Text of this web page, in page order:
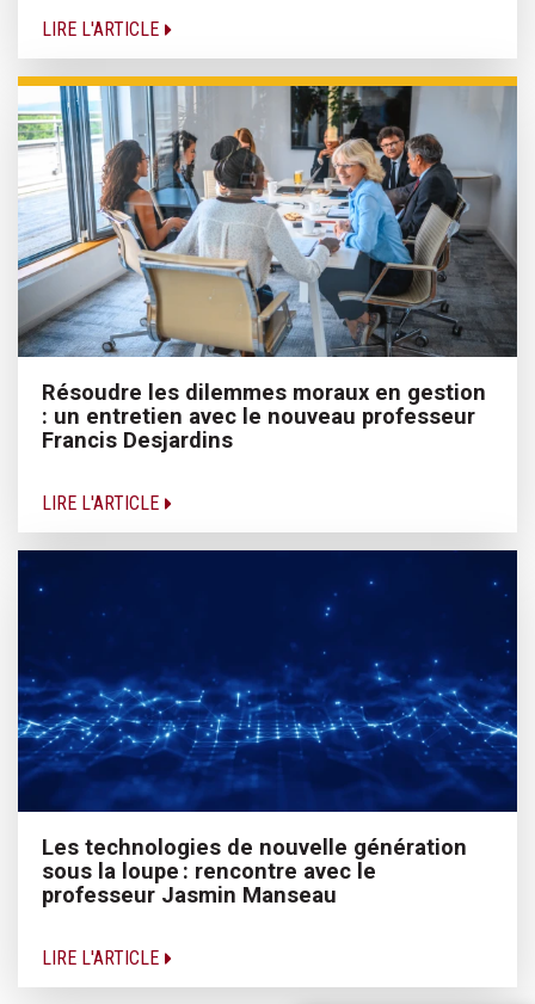
LIRE L'ARTICLE
Résoudre les dilemmes moraux en gestion
: un entretien avec le nouveau professeur
Francis Desjardins
LIRE L'ARTICLE
Les technologies de nouvelle génération
sous la loupe : rencontre avec le
professeur Jasmin Manseau
LIRE L'ARTICLE